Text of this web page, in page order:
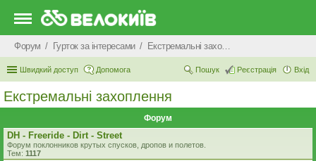
Форум Гурток за інтересами Екстремальні захоплення
Швидкий доступ Допомога Вхід
Реєстрація
Пошук
Екстремальні захоплення
Форум
DH - Freeride - Dirt - Street
Форум поклонников крутых спусков, дропов и полетов.
Тем: 1117